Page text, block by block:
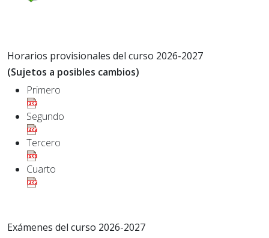
Horarios provisionales del curso 2026-2027
(Sujetos a posibles cambios)
Primero
Segundo
Tercero
Cuarto
Exámenes del curso 2026-2027